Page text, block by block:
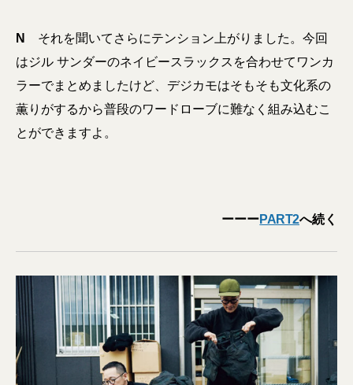
N
それを聞いてさらにテンション上がりました。今回
はジル サンダーのネイビースラックスを合わせてワンカ
ラーでまとめましたけど、デジカモはそもそも文化系の
薫りがするから普段のワードローブに難なく組み込むこ
とができますよ。
ーーーPART2へ続く